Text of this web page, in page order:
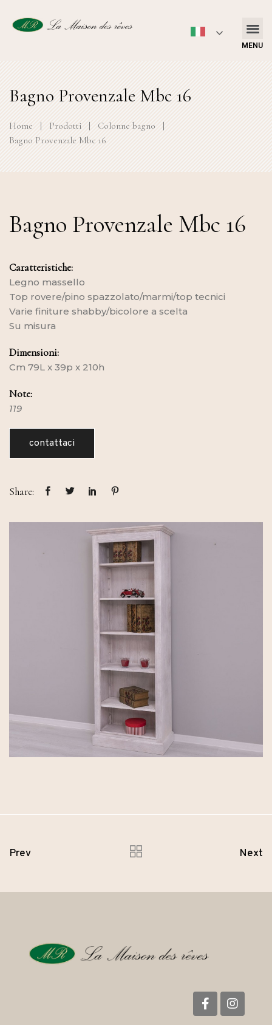
MENU
Bagno Provenzale Mbc 16
Home | Prodotti | Colonne bagno
|
Bagno Provenzale Mbc 16
Bagno Provenzale Mbc 16
Caratteristiche:
Legno massello
Top rovere/pino spazzolato/marmi/top tecnici
Varie finiture shabby/bicolore a scelta
Su misura
Dimensioni:
Cm 79L x 39p x 210h
Note:
119
contattaci
Share:
Prev Next